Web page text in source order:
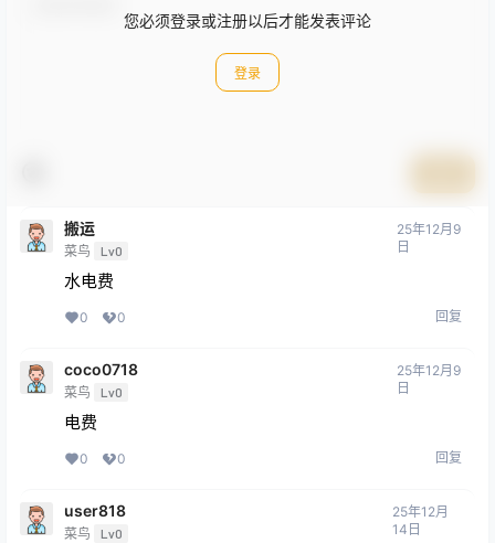
您必须登录或注册以后才能发表评论
登录
搬运
菜鸟 Lv0
25年12月9
日
水电费
0 0 回复
coco0718
菜鸟 Lv0
25年12月9
日
电费
0 0 回复
user818
菜鸟 Lv0
25年12月
14日